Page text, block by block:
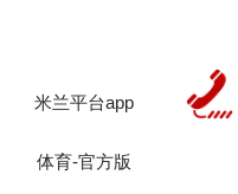
米兰平台app
体育-官方版